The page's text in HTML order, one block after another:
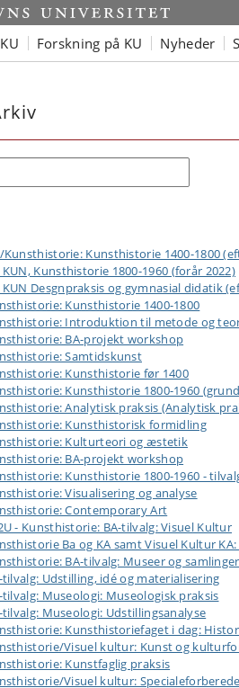
Forskning på KU Nyheder
Kunsthistorie: Kunsthistorie 1400-1800
KUN, Kunsthistorie 1800-1960 (forår 2022)
KUN Desgnpraksis og gymnasial didatik
Kunsthistorie 1400-1800
Introduktion til metode og
BA-projekt workshop
Samtidskunst
Kunsthistorie før 1400
Kunsthistorie 1800-1960
Analytisk praksis (Analytisk
Kunsthistorisk formidling
Kulturteori og æstetik
BA-projekt workshop
Kunsthistorie 1800-1960 -
Visualisering og analyse
Contemporary Art
- Kunsthistorie: BA-tilvalg: Visuel Kultur
Ba og KA samt Visuel Kultur
BA-tilvalg: Museer og
tilvalg: Udstilling, idé og materialisering
tilvalg: Museologi: Museologisk praksis
tilvalg: Museologi: Udstillingsanalyse
Kunsthistoriefaget i dag:
Visuel kultur: Kunst og
Kunstfaglig praksis
Visuel kultur: